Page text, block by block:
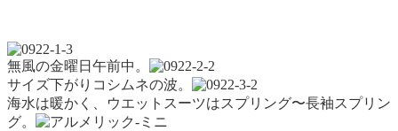
無風の金曜日午前中。
サイズ下がりコシムネの波。
海水は暖かく、ウエットスーツはスプリング〜長袖スプリン
グ。